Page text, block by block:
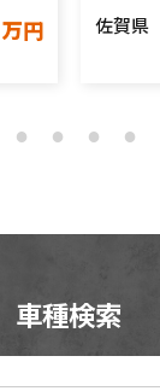
万円
佐賀県
車種検索